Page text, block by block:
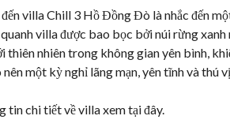
villa Chill 3 Hồ Đồng Đò là nhắc đến
villa được bao bọc bởi núi rừng
thiên nhiên trong không gian yên bình,
nên một kỳ nghỉ lãng mạn, yên tĩnh và
tin chi tiết về villa xemtại đây.